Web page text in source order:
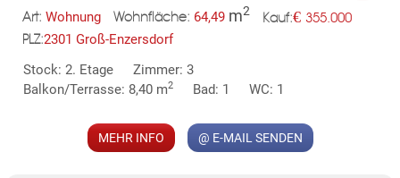
Art: Wohnung Wohnfläche: 64,49 m2 Kauf:€ 355.000
PLZ:2301 Groß-Enzersdorf
Stock: 2. Etage
Zimmer: 3
Balkon/Terrasse: 8,40 m2 Bad: 1 WC: 1
MEHR INFO @ E-MAIL SENDEN